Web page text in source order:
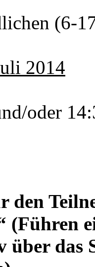
(6-
2014
oder
den
(Führen
das